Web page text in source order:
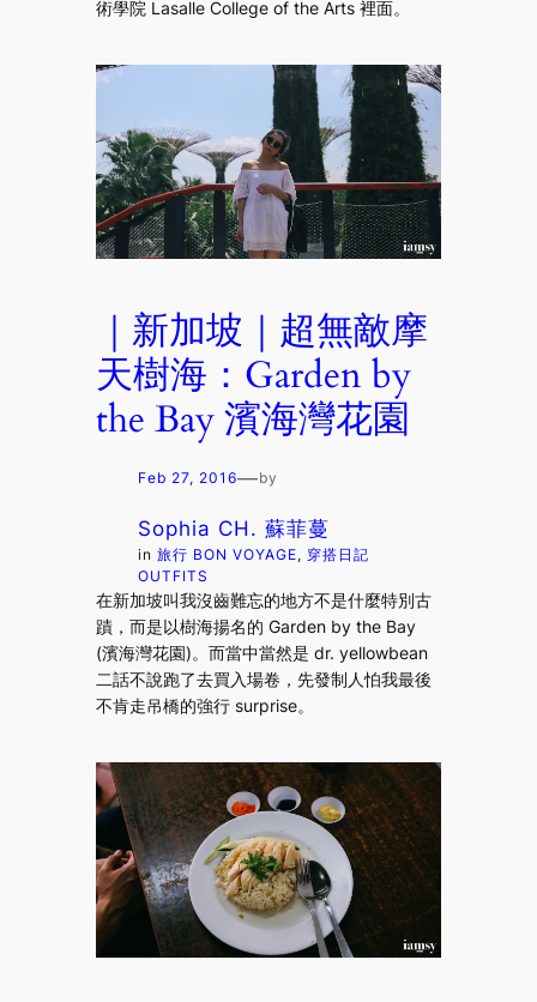
術學院 Lasalle College of the Arts 裡面。
｜新加坡｜超無敵摩
天樹海：Garden by
the Bay 濱海灣花園
Feb 27, 2016—by
Sophia CH. 蘇菲蔓
in旅行 BON VOYAGE, 穿搭日記
OUTFITS
在新加坡叫我沒齒難忘的地方不是什麼特別古
蹟，而是以樹海揚名的 Garden by the Bay
(濱海灣花園)。而當中當然是 dr. yellowbean
二話不說跑了去買入場卷，先發制人怕我最後
不肯走吊橋的強行 surprise。